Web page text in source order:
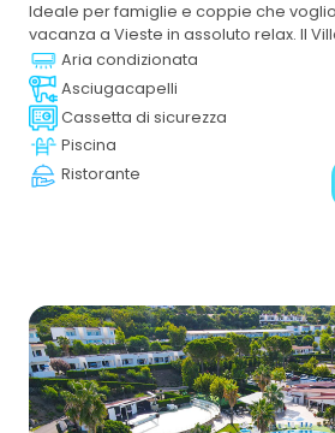
Ideale per famiglie e coppie che
vacanza a Vieste in assoluto relax. Il
immerso nel verde, si trova sul tratto di
Vieste a Peschici, in uno degli scenari
Gargano.
Aria condizionata
Asciugacapelli
Cassetta di sicurezza
Piscina
Ristorante